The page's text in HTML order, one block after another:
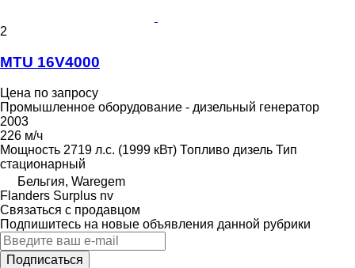
2
MTU 16V4000
Цена по запросу
Промышленное оборудование - дизельный генератор
2003
226 м/ч
Мощность 2719 л.с. (1999 кВт) Топливо дизель Тип
стационарный
Бельгия, Waregem
Flanders Surplus nv
Связаться с продавцом
Подпишитесь на новые объявления данной рубрики
Подписаться